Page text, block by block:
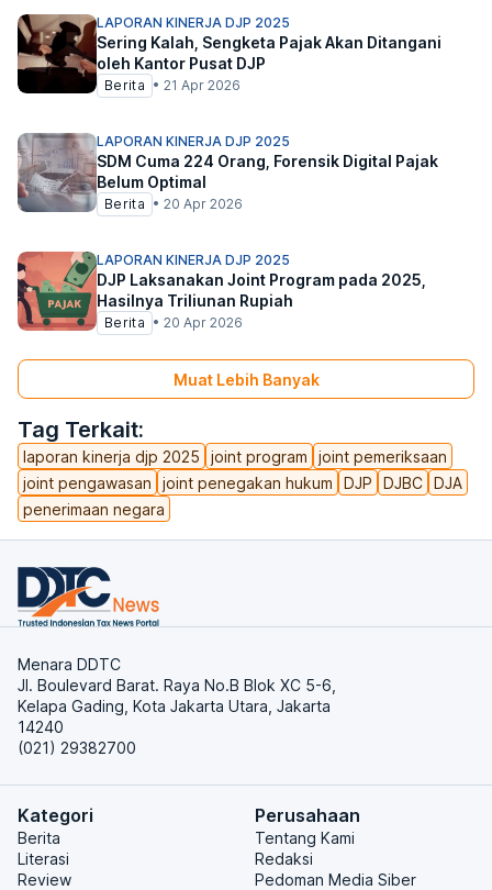
Tag Terkait:
laporan kinerja djp 2025 joint program
joint pemeriksaan
joint pengawasan
joint penegakan hukum DJP DJBC DJA
penerimaan negara
LAPORAN KINERJA DJP 2025
Sering Kalah, Sengketa Pajak Akan Ditangani
oleh Kantor Pusat DJP
Berita • 21 Apr 2026
LAPORAN KINERJA DJP 2025
SDM Cuma 224 Orang, Forensik Digital Pajak
Belum Optimal
Berita • 20 Apr 2026
LAPORAN KINERJA DJP 2025
DJP Laksanakan Joint Program pada 2025,
Hasilnya Triliunan Rupiah
Berita • 20 Apr 2026
Muat Lebih Banyak
Menara DDTC
Jl. Boulevard Barat. Raya No.B Blok XC 5-6,
Kelapa Gading, Kota Jakarta Utara, Jakarta
14240
(021) 29382700
Kategori
Berita
Literasi
Review
Perusahaan
Tentang Kami
Redaksi
Pedoman Media Siber